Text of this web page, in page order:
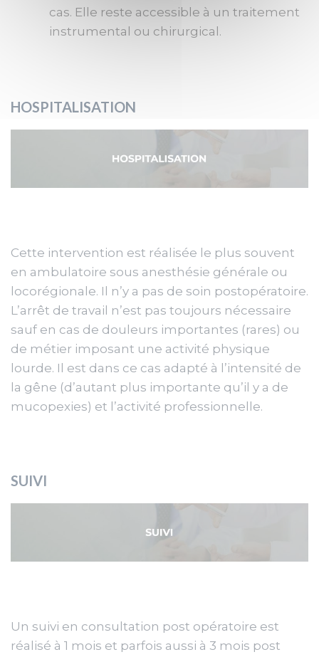
cas. Elle reste accessible à un traitement
instrumental ou chirurgical.
HOSPITALISATION
Cette intervention est réalisée le plus souvent
en ambulatoire sous anesthésie générale ou
locorégionale. Il n’y a pas de soin postopératoire.
L’arrêt de travail n’est pas toujours nécessaire
sauf en cas de douleurs importantes (rares) ou
de métier imposant une activité physique
lourde. Il est dans ce cas adapté à l’intensité de
la gêne (d’autant plus importante qu’il y a de
mucopexies) et l’activité professionnelle.
SUIVI
Un suivi en consultation post opératoire est
réalisé à 1 mois et parfois aussi à 3 mois post